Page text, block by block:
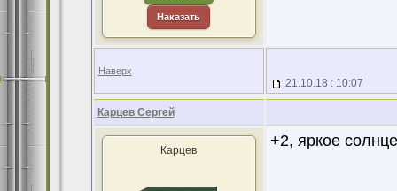
Наказать
Наверх
21.10.18 : 10:07
Карцев Сергей
Карцев
+2, яркое